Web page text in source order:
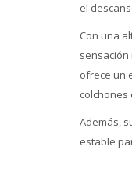
el
Con una
sensación
ofrece un
colchones
Además,
estable